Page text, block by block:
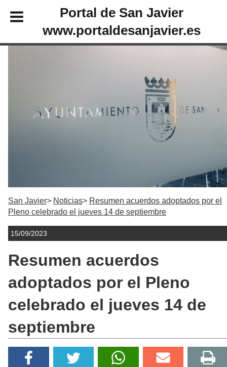
Portal de San Javier
www.portaldesanjavier.es
San Javier Noticias
Resumen acuerdos adoptados por el
Pleno celebrado el jueves 14 de septiembre
15/09/2023
Resumen acuerdos
adoptados por el Pleno
celebrado el jueves 14 de
septiembre